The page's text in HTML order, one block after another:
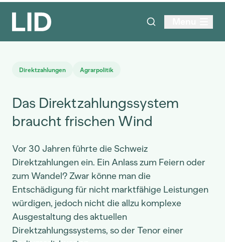
Direktzahlungen Agrarpolitik
Das Direktzahlungssystem
braucht frischen Wind
Vor 30 Jahren führte die Schweiz
Direktzahlungen ein. Ein Anlass zum Feiern oder
zum Wandel? Zwar könne man die
Entschädigung für nicht marktfähige Leistungen
würdigen, jedoch nicht die allzu komplexe
Ausgestaltung des aktuellen
Direktzahlungssystems, so der Tenor einer